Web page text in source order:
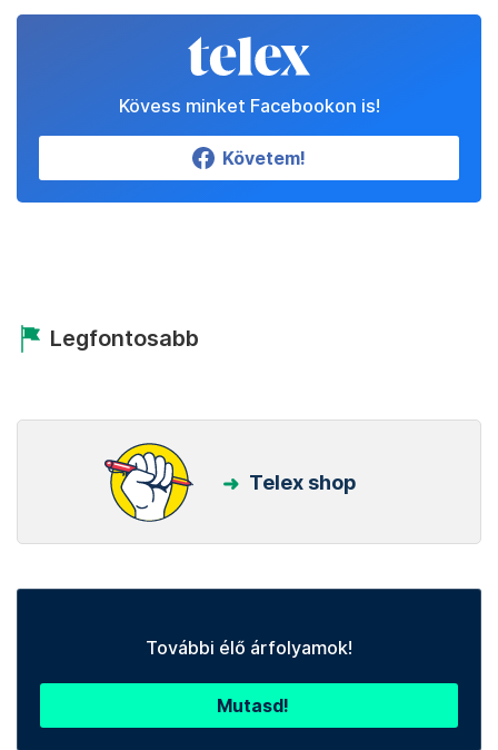
Kövess minket Facebookon is!
Követem!
Legfontosabb
Telex shop
További élő árfolyamok!
Mutasd!